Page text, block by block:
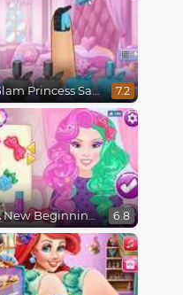
Glam Princess Salon 7.2
A New Beginning, From Sad to Fab 6.8